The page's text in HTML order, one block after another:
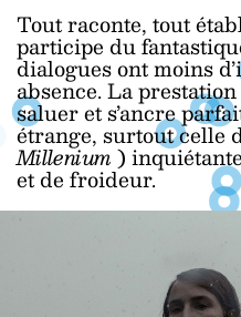
Tout raconte, tout
participe du
dialogues ont moins
absence. La
saluer et s’ancre
étrange, surtout celle
Millenium)
et de froideur.